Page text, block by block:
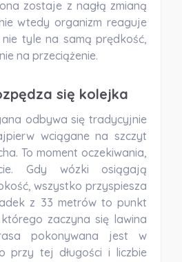
zostaje z nagłą zmianą
wtedy organizm reaguje
tyle na samą prędkość,
na przeciążenie.
się kolejka
odbywa się tradycyjnie
wciągane na szczyt
To moment oczekiwania,
Gdy wózki osiągają
wszystko przyspiesza
z 33 metrów to punkt
zaczyna się lawina
pokonywana jest w
przy tej długości i liczbie